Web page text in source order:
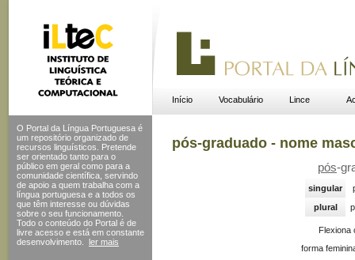
Início Vocabulário Lince
O Portal da Língua Portuguesa é
um repositório organizado de
recursos linguísticos. Pretende
ser orientado tanto para o
público em geral como para a
comunidade científica, servindo
de apoio a quem trabalha com a
língua portuguesa e a todos os
que têm interesse ou dúvidas
sobre o seu funcionamento.
Todo o conteúdo do Portal é de
livre acesso e está em constante
desenvolvimento.
ler mais
pós-graduado - nome
pós-
singular
plural
Flexiona
forma